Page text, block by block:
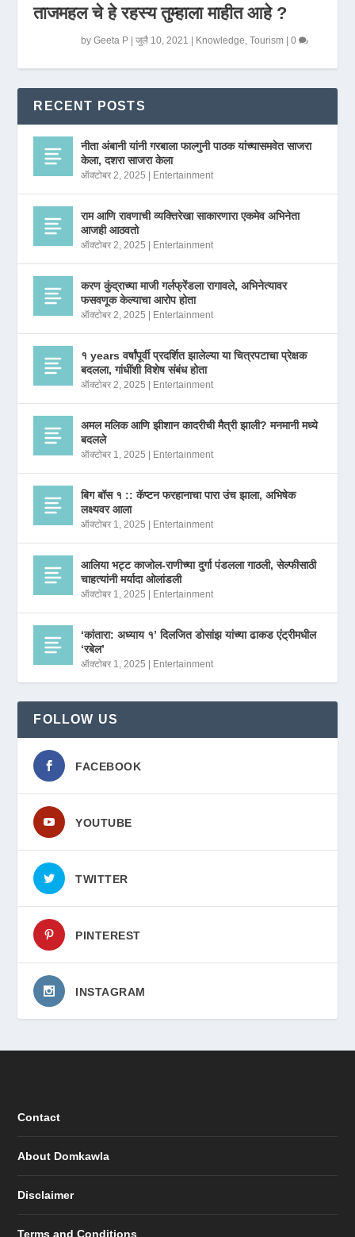
ताजमहल चे हे रहस्य तुम्हाला माहीत आहे ?
byGeeta P |जुलै 10, 2021 | Knowledge ,Tourism |0
RECENT POSTS
नीता अंबानी यांनी गरबाला फाल्गुनी पाठक यांच्यासमवेत साजरा
केला, दशरा साजरा केला
ऑक्टोबर 2, 2025 | Entertainment
राम आणि रावणाची व्यक्तिरेखा साकारणारा एकमेव अभिनेता
आजही आठवतो
ऑक्टोबर 2, 2025 | Entertainment
करण कुंद्राच्या माजी गर्लफ्रेंडला रागावले, अभिनेत्यावर
फसवणूक केल्याचा आरोप होता
ऑक्टोबर 2, 2025 | Entertainment
१ years वर्षांपूर्वी प्रदर्शित झालेल्या या चित्रपटाचा प्रेक्षक
बदलला, गांधींशी विशेष संबंध होता
ऑक्टोबर 2, 2025 | Entertainment
अमल मलिक आणि झीशान कादरीची मैत्री झाली? मनमानी मध्ये
बदलले
ऑक्टोबर 1, 2025 | Entertainment
बिग बॉस १ :: कॅप्टन फरहानाचा पारा उंच झाला, अभिषेक
लक्ष्यवर आला
ऑक्टोबर 1, 2025 | Entertainment
आलिया भट्ट काजोल-राणीच्या दुर्गा पंडलला गाठली, सेल्फीसाठी
चाहत्यांनी मर्यादा ओलांडली
ऑक्टोबर 1, 2025 | Entertainment
‘कांतारा: अध्याय १’ दिलजित डोसांझ यांच्या ढाकड एंट्रीमधील
‘रबेल’
ऑक्टोबर 1, 2025 | Entertainment
FOLLOW US
FACEBOOK
YOUTUBE
TWITTER
PINTEREST
INSTAGRAM
Contact
About Domkawla
Disclaimer
Terms and Conditions